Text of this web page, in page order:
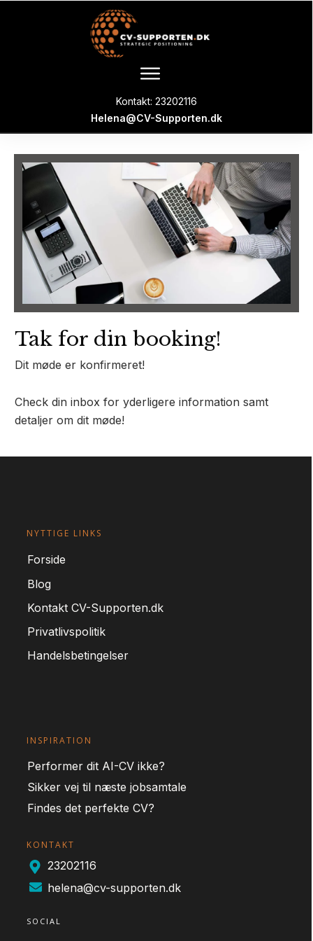
Kontakt: 23202116
Helena@CV-Supporten.dk
Tak for din booking!
Dit møde er konfirmeret!
Check din inbox for yderligere information samt
detaljer om dit møde!
NYTTIGE LINKS
Forside
Blog
Kontakt CV-Supporten.dk
Privatlivspolitik
Handelsbetingelser
INSPIRATION
Performer dit AI-CV ikke?
Sikker vej til næste jobsamtale
Findes det perfekte CV?
KONTAKT
23202116
helena@cv-supporten.dk
SOCIAL